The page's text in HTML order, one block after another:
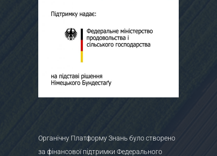
Органічну Платформу Знань було створено
за фінансової підтримки Федерального